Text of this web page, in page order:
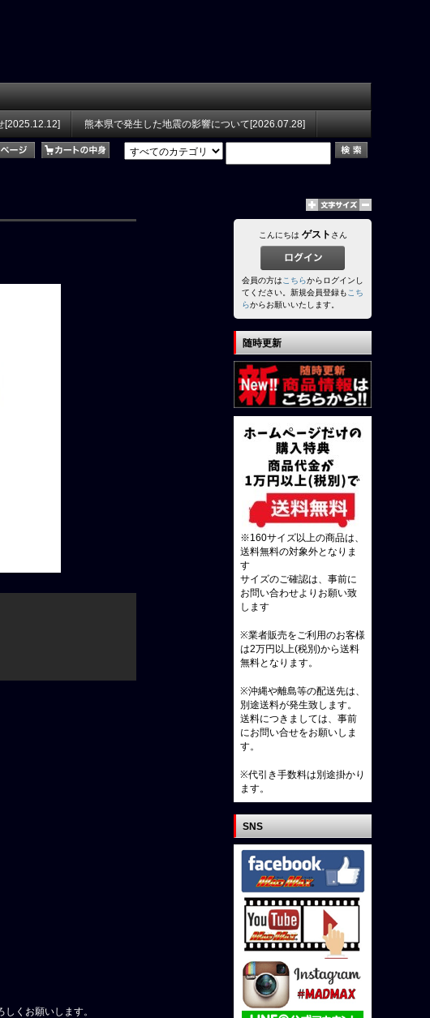
[2025.12.12] 熊本県で発生した地震の影響について[2026.07.28]
くお願いします。
こんにちは ゲスト さん
会員の方はこちらからログインし
てください。新規会員登録もこち
らからお願いいたします。
随時更新
※160サイズ以上の商品は、
送料無料の対象外となりま
す
サイズのご確認は、事前に
お問い合わせよりお願い致
します
※業者販売をご利用のお客様
は2万円以上(税別)から送料
無料となります。
※沖縄や離島等の配送先は、
別途送料が発生致します。
送料につきましては、事前
にお問い合せをお願いしま
す。
※代引き手数料は別途掛かり
ます。
SNS